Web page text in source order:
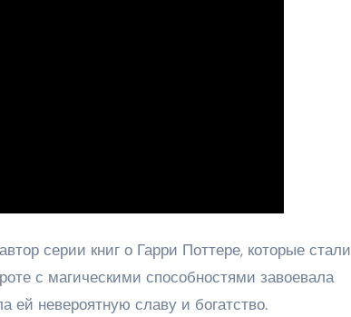
серии книг о Гарри Поттере, которые стали
с магическими способностями завоевала
ей невероятную славу и богатство.